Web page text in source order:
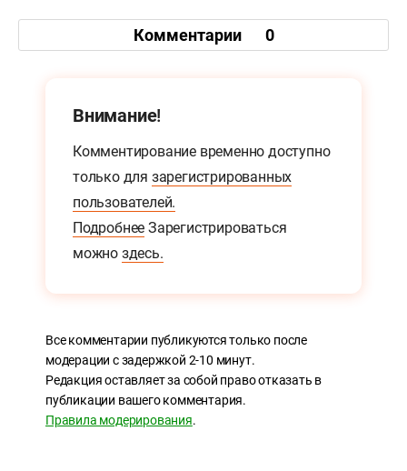
Комментарии 0
Внимание!
Комментирование временно доступно
только для зарегистрированных
пользователей.
Подробнее Зарегистрироваться
можно здесь.
Все комментарии публикуются только после
модерации с задержкой 2-10 минут.
Редакция оставляет за собой право отказать в
публикации вашего комментария.
Правила модерирования.